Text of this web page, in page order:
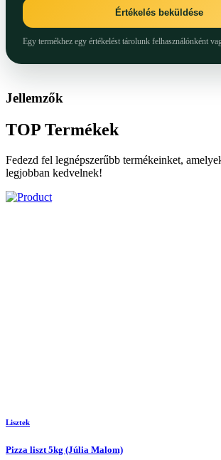
Értékelés beküldése
Egy termékhez egy értékelést tárolunk felhasználónként
Jellemzők
TOP Termékek
Fedezd fel legnépszerűbb termékeinket,
legjobban kedvelnek!
Lisztek
Pizza liszt 5kg (Júlia Malom)